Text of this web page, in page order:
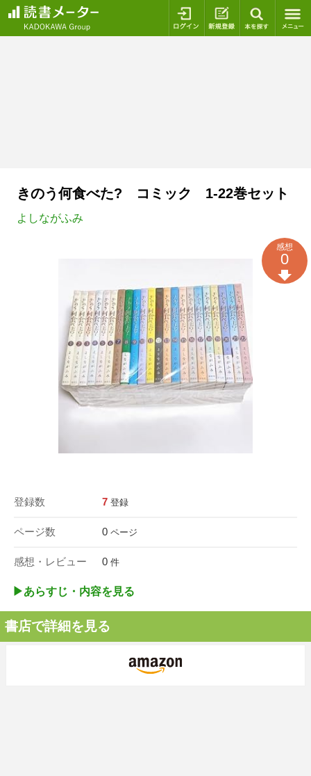
ログイン 新規登録
きのう何食べた? コミック 1-22巻セット
よしながふみ
登録数 7 登録
ページ数 0 ページ
感想・レビュー 0 件
感想
0
▶︎あらすじ・内容を見る
書店で詳細を見る